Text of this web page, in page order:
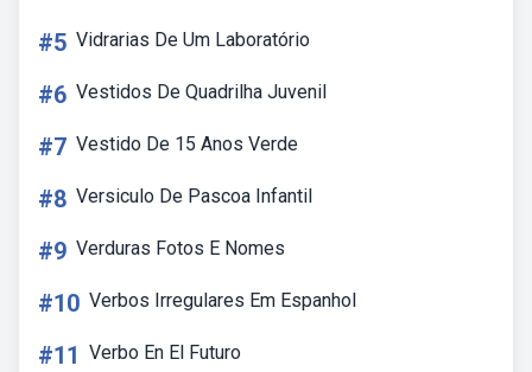
#5 Vidrarias De Um Laboratório
#6 Vestidos De Quadrilha Juvenil
#7 Vestido De 15 Anos Verde
#8 Versiculo De Pascoa Infantil
#9 Verduras Fotos E Nomes
#10 Verbos Irregulares Em Espanhol
#11 Verbo En El Futuro